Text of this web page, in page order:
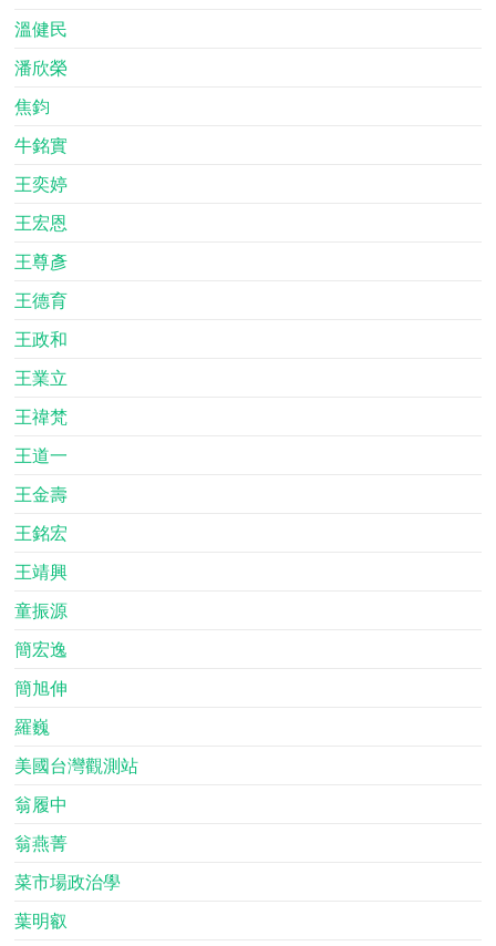
溫健民
潘欣榮
焦鈞
牛銘實
王奕婷
王宏恩
王尊彥
王德育
王政和
王業立
王禕梵
王道一
王金壽
王銘宏
王靖興
童振源
簡宏逸
簡旭伸
羅巍
美國台灣觀測站
翁履中
翁燕菁
菜市場政治學
葉明叡